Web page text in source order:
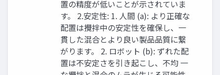
置の精度が低いことが示されていま
す。 2.安定性: 1. 人間 (a): より正確な
配置は攪拌中の安定性を確保し、一
貫した混合とより良い製品品質に繋
がります。 2. ロボット (b): ずれた配
置は不安定さを引き起こし、不均 一